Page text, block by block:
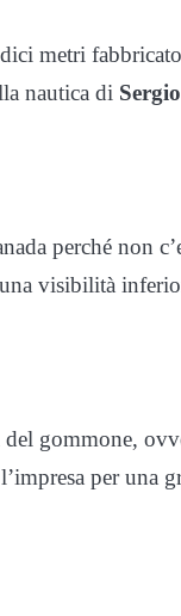
metri
nautica di
perché non
visibilità
gommone,
per una